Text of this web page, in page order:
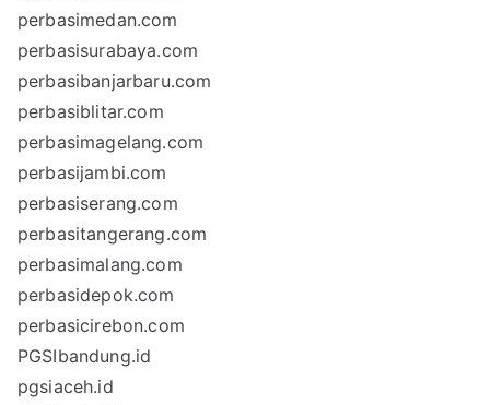
perbasimedan.com
perbasisurabaya.com
perbasibanjarbaru.com
perbasiblitar.com
perbasimagelang.com
perbasijambi.com
perbasiserang.com
perbasitangerang.com
perbasimalang.com
perbasidepok.com
perbasicirebon.com
PGSIbandung.id
pgsiaceh.id